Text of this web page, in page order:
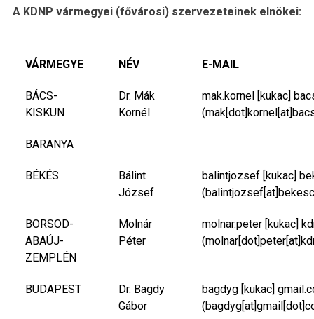
A KDNP vármegyei (fővárosi) szervezeteinek elnökei:
VÁRMEGYE NÉV E-MAIL
BÁCS-
KISKUN
Dr. Mák
Kornél
mak.kornel [kukac]
BARANYA
BÉKÉS
Bálint
József
balintjozsef [kukac]
BORSOD-
ABAÚJ-
ZEMPLÉN
Molnár
Péter
molnar.peter [kukac]
BUDAPEST
Dr. Bagdy
Gábor
bagdyg [kukac]